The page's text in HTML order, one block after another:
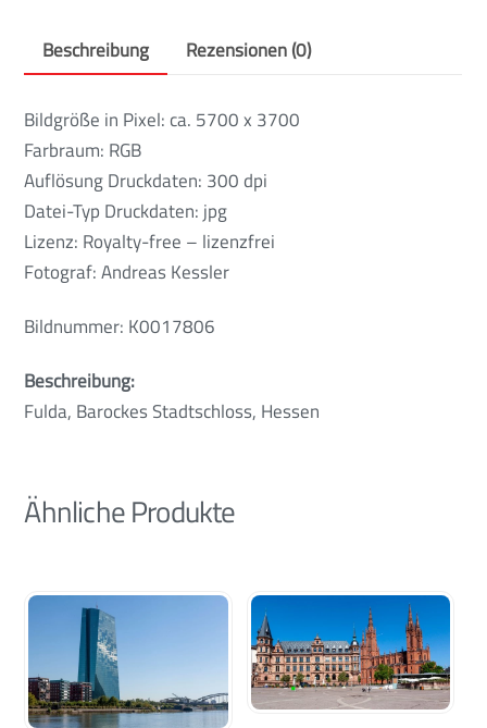
Beschreibung Rezensionen (0)
Bildgröße in Pixel: ca. 5700 x 3700
Farbraum: RGB
Auflösung Druckdaten: 300 dpi
Datei-Typ Druckdaten: jpg
Lizenz: Royalty-free – lizenzfrei
Fotograf: Andreas Kessler
Bildnummer: K0017806
Beschreibung:
Fulda, Barockes Stadtschloss, Hessen
Ähnliche Produkte